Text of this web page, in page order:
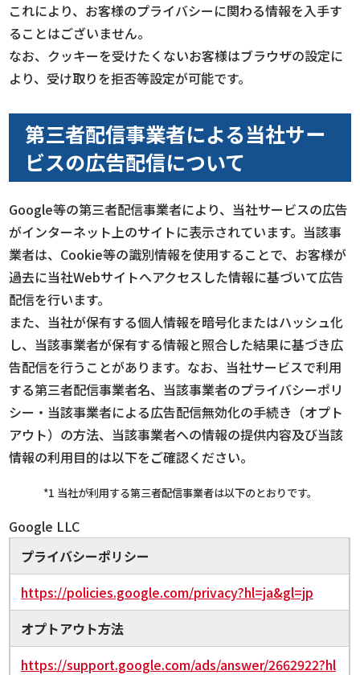
これにより、お客様のプライバシーに関わる情報を入手す
ることはございません。
なお、クッキーを受けたくないお客様はブラウザの設定に
より、受け取りを拒否等設定が可能です。
第三者配信事業者による当社サー
ビスの広告配信について
Google等の第三者配信事業者により、当社サービスの広告
がインターネット上のサイトに表示されています。当該事
業者は、Cookie等の識別情報を使用することで、お客様が
過去に当社Webサイトへアクセスした情報に基づいて広告
配信を行います。
また、当社が保有する個人情報を暗号化またはハッシュ化
し、当該事業者が保有する情報と照合した結果に基づき広
告配信を行うことがあります。なお、当社サービスで利用
する第三者配信事業者名、当該事業者のプライバシーポリ
シー・当該事業者による広告配信無効化の手続き（オプト
アウト）の方法、当該事業者への情報の提供内容及び当該
情報の利用目的は以下をご確認ください。
*1 当社が利用する第三者配信事業者は以下のとおりです。
Google LLC
プライバシーポリシー
https://policies.google.com/privacy?hl=ja&gl=jp
オプトアウト方法
https://support.google.com/ads/answer/2662922?hl